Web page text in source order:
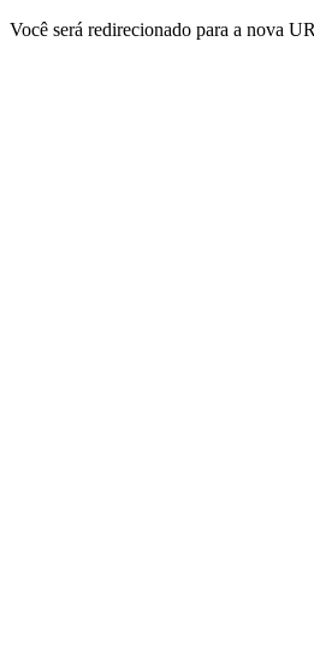
Você será redirecionado para a nova